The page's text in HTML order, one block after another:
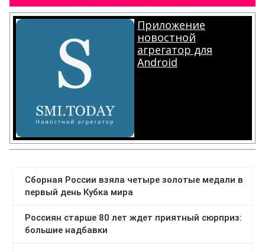
Приложение
новостной
агрегатор для
Android
.